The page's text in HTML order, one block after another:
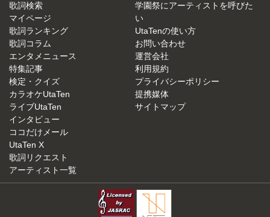
歌詞検索
マイページ
歌詞ランキング
歌詞コラム
エンタメニュース
特集記事
検定・クイズ
カラオケUtaTen
ライブUtaTen
インタビュー
ココだけメール
UtaTen X
歌詞リクエスト
アーティスト一覧
学園祭にアーティストを呼びた
い
UtaTenの使い方
お問い合わせ
運営会社
利用規約
プライバシーポリシー
提携媒体
サイトマップ